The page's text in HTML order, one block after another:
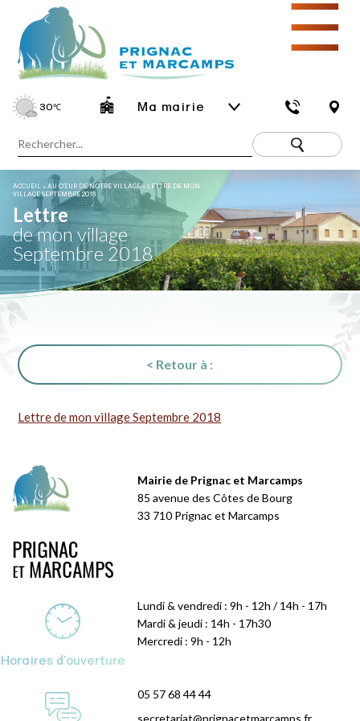
30℃ Ma mairie
☰
ACCUEIL »AU CŒUR DE NOTRE VILLAGE» LETTRE DE MON
VILLAGE SEPTEMBRE 2018
Lettre
de mon village
Septembre 2018
< Retour à :
Lettre de mon village Septembre 2018
Mairie de Prignac et Marcamps
85 avenue des Côtes de Bourg
33 710 Prignac et Marcamps
Horaires d'ouverture
Lundi & vendredi : 9h - 12h / 14h - 17h
Mardi & jeudi : 14h - 17h30
Mercredi : 9h - 12h
05 57 68 44 44